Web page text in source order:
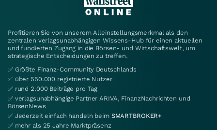
Profitieren Sie von unserem Alleinstellungsmerkmal als den
zentralen verlagsunabhängigen Wissens-Hub für einen aktuellen
und fundierten Zugang in die Börsen- und Wirtschaftswelt, um
strategische Entscheidungen zu treffen.
✅ Größte Finanz-Community Deutschlands
✅ über 550.000 registrierte Nutzer
✅ rund 2.000 Beiträge pro Tag
✅ verlagsunabhängige Partner ARIVA, FinanzNachrichten und
BörsenNews
✅ Jederzeit einfach handeln beim SMARTBROKER+
✅ mehr als 25 Jahre Marktpräsenz